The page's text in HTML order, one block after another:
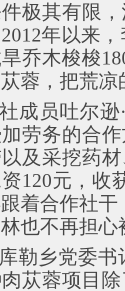
极其有限
年以来
乔木梭梭
蓉，把荒
成员吐尔
劳务的合
及采挖药
120元，收
着合作社
也不再担心
勒乡党委书
苁蓉项目